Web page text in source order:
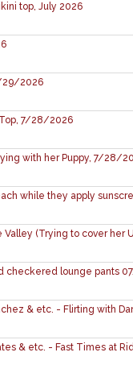
top, July 2026
29/2026
Top, 7/28/2026
with her Puppy, 7/28/
while they apply
Valley (Trying to cover her
checkered lounge pants
& etc. - Flirting with
& etc. - Fast Times at